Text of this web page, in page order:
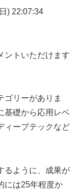
) 22:07:34
ントいただけます
ゴリーがありま
基礎から応用レベ
ィープテックなど
るように、成果が
には25年程度か